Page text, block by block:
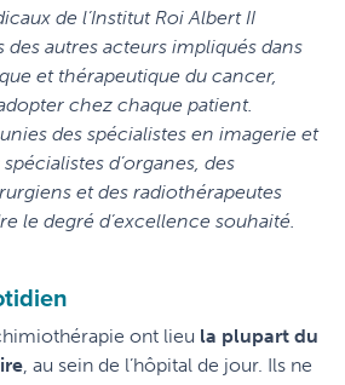
de l’Institut Roi Albert II
autres acteurs impliqués dans
et thérapeutique du cancer,
chez chaque patient.
des spécialistes en imagerie et
d’organes, des
et des radiothérapeutes
le degré d’excellence souhaité.
ont lieu la plupart du
, au sein de l’hôpital de jour. Ils ne